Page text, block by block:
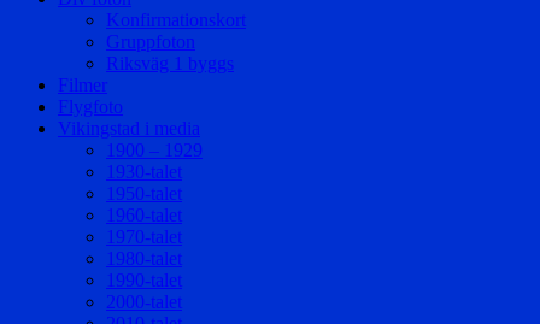
Konfirmationskort
Gruppfoton
Riksväg 1 byggs
Filmer
Flygfoto
Vikingstad i media
1900 – 1929
1930-talet
1950-talet
1960-talet
1970-talet
1980-talet
1990-talet
2000-talet